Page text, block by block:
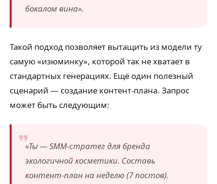
бокалом вина».
Такой подход позволяет вытащить из модели ту
самую «изюминку», которой так не хватает в
стандартных генерациях. Ещё один полезный
сценарий — создание контент-плана. Запрос
может быть следующим:
«Ты — SMM-стратег для бренда
экологичной косметики. Составь
контент-план на неделю (7 постов).